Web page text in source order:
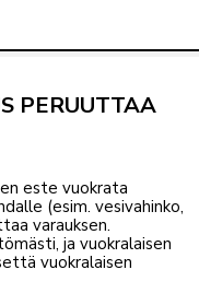
PERUUTTAA
este vuokrata
(esim. vesivahinko,
varauksen.
ja vuokralaisen
vuokralaisen